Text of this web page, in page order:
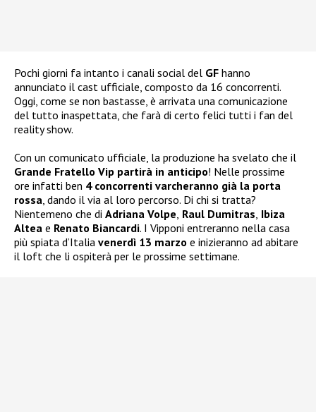
Pochi giorni fa intanto i canali social del GF hanno
annunciato il cast ufficiale, composto da 16 concorrenti.
Oggi, come se non bastasse, è arrivata una comunicazione
del tutto inaspettata, che farà di certo felici tutti i fan del
reality show.
Con un comunicato ufficiale, la produzione ha svelato che il
Grande Fratello Vip partirà in anticipo! Nelle prossime
ore infatti ben 4 concorrenti varcheranno già la porta
rossa, dando il via al loro percorso. Di chi si tratta?
Nientemeno che di Adriana Volpe, Raul Dumitras, Ibiza
Altea e Renato Biancardi. I Vipponi entreranno nella casa
più spiata d’Italia venerdì 13 marzo e inizieranno ad abitare
il loft che li ospiterà per le prossime settimane.